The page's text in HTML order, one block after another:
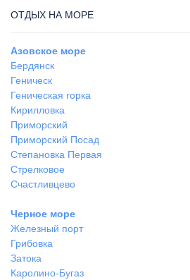
ОТДЫХ НА МОРЕ
Азовское море
Бердянск
Геническ
Геническая горка
Кирилловка
Приморский
Приморский Посад
Степановка Первая
Стрелковое
Счастливцево
Черное море
Железный порт
Грибовка
Затока
Каролино-Бугаз